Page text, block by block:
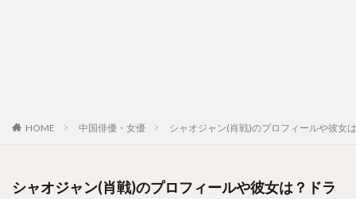
HOME 中国俳優・女優 シャオジャン(肖戦)のプロフィールや彼女
シャオジャン(肖戦)のプロフィールや彼女は？ドラ